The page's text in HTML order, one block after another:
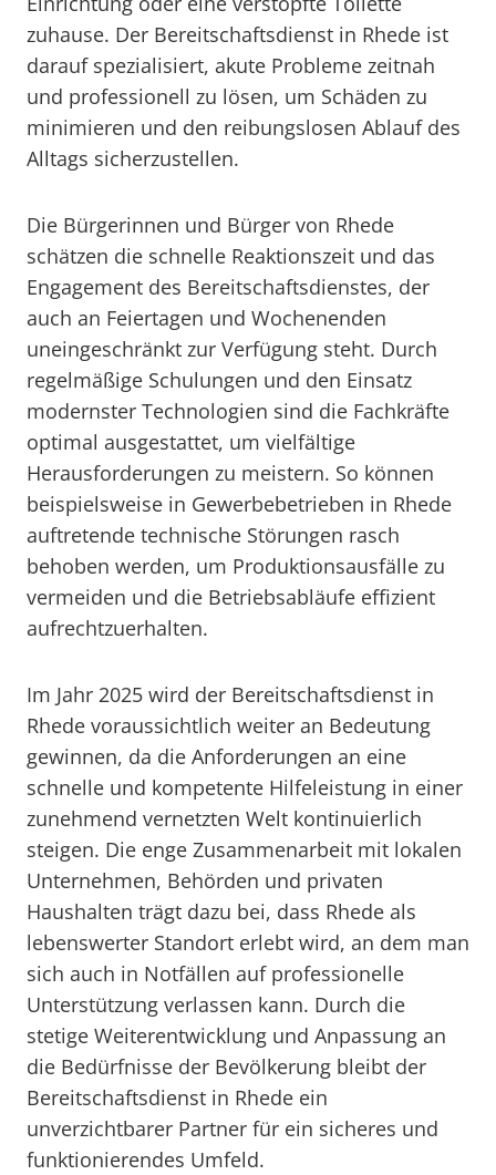
zuhause. Der Bereitschaftsdienst in Rhede ist
darauf spezialisiert, akute Probleme zeitnah
und professionell zu lösen, um Schäden zu
minimieren und den reibungslosen Ablauf des
Alltags sicherzustellen.
Die Bürgerinnen und Bürger von Rhede
schätzen die schnelle Reaktionszeit und das
Engagement des Bereitschaftsdienstes, der
auch an Feiertagen und Wochenenden
uneingeschränkt zur Verfügung steht. Durch
regelmäßige Schulungen und den Einsatz
modernster Technologien sind die Fachkräfte
optimal ausgestattet, um vielfältige
Herausforderungen zu meistern. So können
beispielsweise in Gewerbebetrieben in Rhede
auftretende technische Störungen rasch
behoben werden, um Produktionsausfälle zu
vermeiden und die Betriebsabläufe effizient
aufrechtzuerhalten.
Im Jahr 2025 wird der Bereitschaftsdienst in
Rhede voraussichtlich weiter an Bedeutung
gewinnen, da die Anforderungen an eine
schnelle und kompetente Hilfeleistung in einer
zunehmend vernetzten Welt kontinuierlich
steigen. Die enge Zusammenarbeit mit lokalen
Unternehmen, Behörden und privaten
Haushalten trägt dazu bei, dass Rhede als
lebenswerter Standort erlebt wird, an dem man
sich auch in Notfällen auf professionelle
Unterstützung verlassen kann. Durch die
stetige Weiterentwicklung und Anpassung an
die Bedürfnisse der Bevölkerung bleibt der
Bereitschaftsdienst in Rhede ein
unverzichtbarer Partner für ein sicheres und
funktionierendes Umfeld.